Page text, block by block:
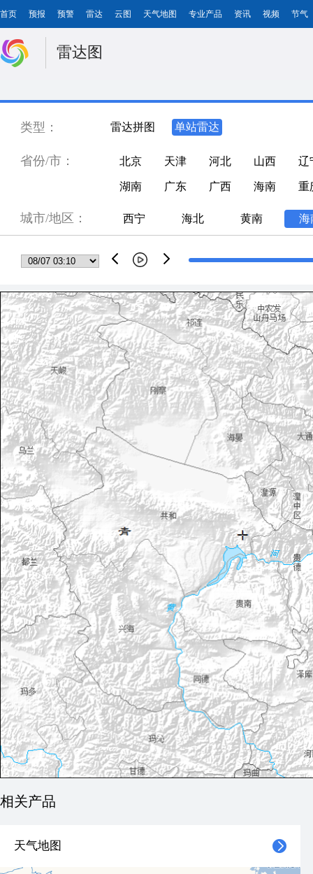
首页 预报 预警 雷达 云图 天气地图 专业产品 资讯 视频 节气
雷达图
类型： 雷达拼图 单站雷达
省份/市： 北京 天津 河北 山西 辽
湖南 广东 广西 海南 重
城市/地区： 西宁 海北 黄南 海
相关产品
天气地图